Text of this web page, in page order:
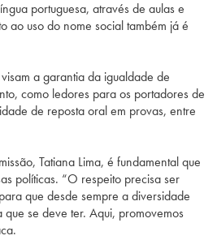
portuguesa, através de aulas e
ao uso do nome social também já é
a garantia da igualdade de
como ledores para os portadores de
de reposta oral em provas, entre
Tatiana Lima, é fundamental que
políticas. “O respeito precisa ser
que desde sempre a diversidade
se deve ter. Aqui, promovemos